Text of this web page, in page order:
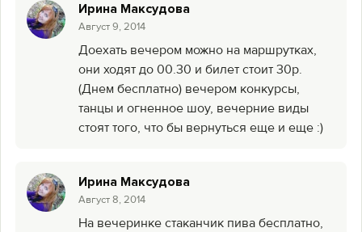
Ирина Максудова
Август 9, 2014
Доехать вечером можно на маршрутках,
они ходят до 00.30 и билет стоит 30р.
(Днем бесплатно) вечером конкурсы,
танцы и огненное шоу, вечерние виды
стоят того, что бы вернуться еще и еще :)
Ирина Максудова
Август 8, 2014
На вечеринке стаканчик пива бесплатно,